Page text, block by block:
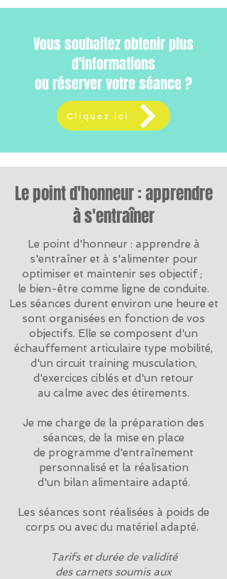
Vous souhaitez obtenir plus
d'informations
ou réserver votre séance ?
Cliquez ici
Le point d'honneur : apprendre
à s'entraîner
Le point d'honneur : apprendre à
s'entraîner et à s'alimenter pour
optimiser et maintenir ses objectif ;
le bien-être comme ligne de conduite.
Les séances durent environ une heure et
sont organisées en fonction de vos
objectifs​. Elle se composent d'un
échauffement articulaire type mobilité,
d'un circuit training musculation,
d'exercices ciblés et d'un retour
au calme avec des étirements.​
Je me charge de la préparation des
séances, de la mise en place
de programme d'entraînement
personnalisé et la réalisation
d'un bilan alimentaire adapté.
​Les séances sont réalisées à poids de
corps ou avec du matériel adapté.
Tarifs et durée de validité
des carnets soumis aux